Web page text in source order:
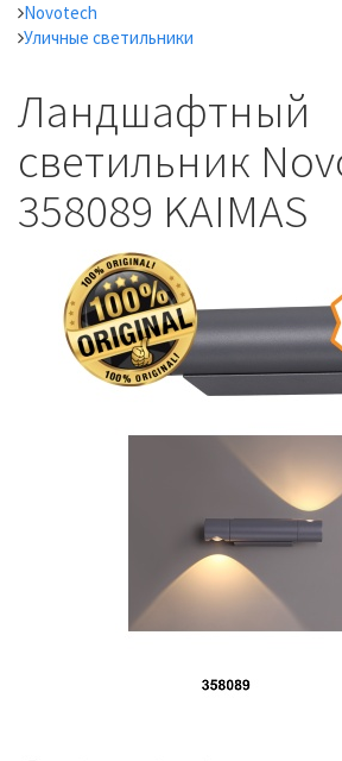
Novotech
Уличные светильники
Ландшафтный
светильник
358089 KAIMAS